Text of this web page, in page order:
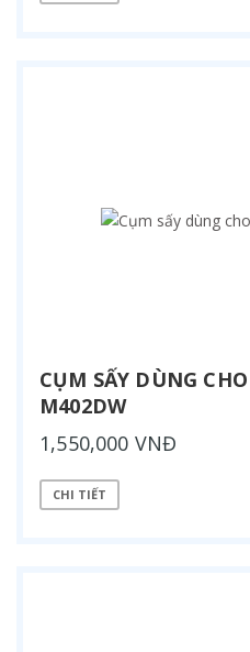
CỤM SẤY DÙNG
M402DW
1,550,000 VNĐ
CHI TIẾT